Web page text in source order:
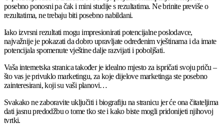
posebno ponosni pa čak i mini studije s rezultatima. Ne brinite previše o
rezultatima, ne trebaju biti posebno nabildani.
Iako izvrsni rezultati mogu impresionirati potencijalne poslodavce,
najvažnije je pokazati da dobro upravljate određenim vještinama i da imate
potencijala spomenute vještine dalje razvijati i poboljšati.
Vaša internetska stranica također je idealno mjesto za ispričati svoju priču –
što vas je privuklo marketingu, za koje dijelove marketinga ste posebno
zainteresirani, koji su vaši planovi…
Svakako ne zaboravite uključiti i biografiju na stranicu jer će ona čitateljima
dati jasnu predodžbu o tome tko ste i kako biste mogli pridonijeti njihovoj
tvrtki.